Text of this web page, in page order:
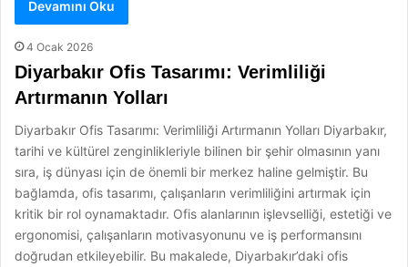
Devamını Oku
4 Ocak 2026
Diyarbakır Ofis Tasarımı: Verimliliği
Artırmanın Yolları
Diyarbakır Ofis Tasarımı: Verimliliği Artırmanın Yolları Diyarbakır,
tarihi ve kültürel zenginlikleriyle bilinen bir şehir olmasının yanı
sıra, iş dünyası için de önemli bir merkez haline gelmiştir. Bu
bağlamda, ofis tasarımı, çalışanların verimliliğini artırmak için
kritik bir rol oynamaktadır. Ofis alanlarının işlevselliği, estetiği ve
ergonomisi, çalışanların motivasyonunu ve iş performansını
doğrudan etkileyebilir. Bu makalede, Diyarbakır’daki ofis